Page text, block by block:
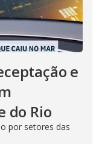
e
do Rio
por setores das